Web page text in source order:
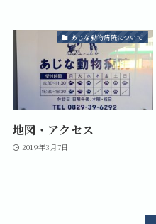
あじな動物病院について
地図・アクセス
2019年3月7日